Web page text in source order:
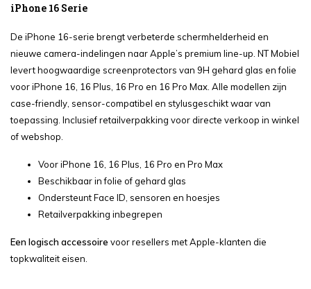
iPhone 16 Serie
De iPhone 16-serie brengt verbeterde schermhelderheid en
nieuwe camera-indelingen naar Apple’s premium line-up. NT Mobiel
levert hoogwaardige screenprotectors van 9H gehard glas en folie
voor iPhone 16, 16 Plus, 16 Pro en 16 Pro Max. Alle modellen zijn
case-friendly, sensor-compatibel en stylusgeschikt waar van
toepassing. Inclusief retailverpakking voor directe verkoop in winkel
of webshop.
Voor iPhone 16, 16 Plus, 16 Pro en Pro Max
Beschikbaar in folie of gehard glas
Ondersteunt Face ID, sensoren en hoesjes
Retailverpakking inbegrepen
Een logisch accessoire voor resellers met Apple-klanten die
topkwaliteit eisen.